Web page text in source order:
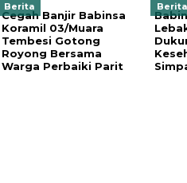
Berita
Cegah Banjir Babinsa
Koramil 03/Muara
Tembesi Gotong
Royong Bersama
Warga Perbaiki Parit
Berita